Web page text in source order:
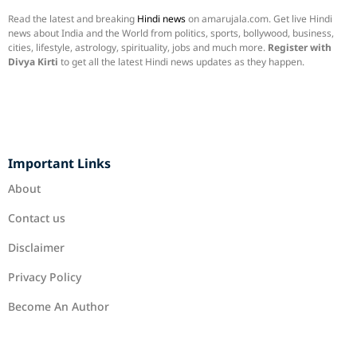
Read the latest and breaking Hindi newson amarujala.com. Get live Hindi
news about India and the World from politics, sports, bollywood, business,
cities, lifestyle, astrology, spirituality, jobs and much more. Register with
Divya Kirti to get all the latest Hindi news updates as they happen.
Important Links
About
Contact us
Disclaimer
Privacy Policy
Become An Author